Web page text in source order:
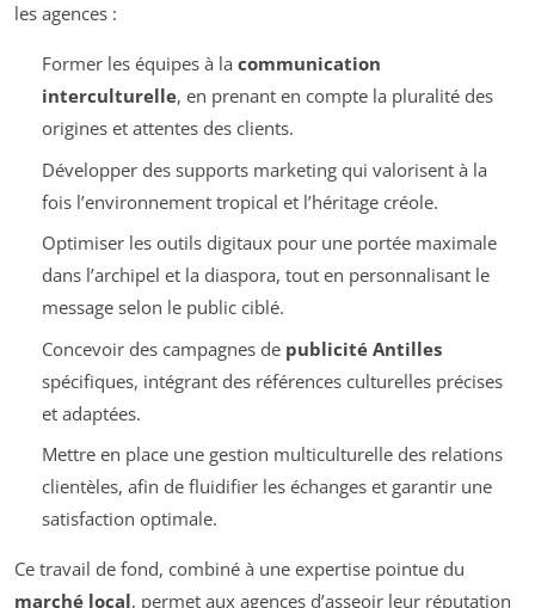
les agences :
Former les équipes à la communication
interculturelle, en prenant en compte la pluralité des
origines et attentes des clients.
Développer des supports marketing qui valorisent à la
fois l’environnement tropical et l’héritage créole.
Optimiser les outils digitaux pour une portée maximale
dans l’archipel et la diaspora, tout en personnalisant le
message selon le public ciblé.
Concevoir des campagnes de publicité Antilles
spécifiques, intégrant des références culturelles précises
et adaptées.
Mettre en place une gestion multiculturelle des relations
clientèles, afin de fluidifier les échanges et garantir une
satisfaction optimale.
Ce travail de fond, combiné à une expertise pointue du
marché local, permet aux agences d’asseoir leur réputation